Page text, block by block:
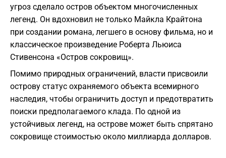
угроз сделало остров объектом многочисленных
легенд. Он вдохновил не только Майкла Крайтона
при создании романа, легшего в основу фильма, но и
классическое произведение Роберта Льюиса
Стивенсона «Остров сокровищ».
Помимо природных ограничений, власти присвоили
острову статус охраняемого объекта всемирного
наследия, чтобы ограничить доступ и предотвратить
поиски предполагаемого клада. По одной из
устойчивых легенд, на острове может быть спрятано
сокровище стоимостью около миллиарда долларов.